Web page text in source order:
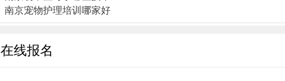
南京宠物护理培训哪家好
在线报名